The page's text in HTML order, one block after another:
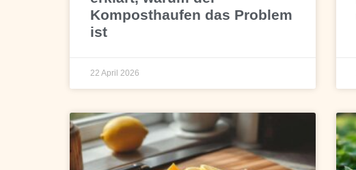
Komposthaufen das Problem
ist
22 April 2026